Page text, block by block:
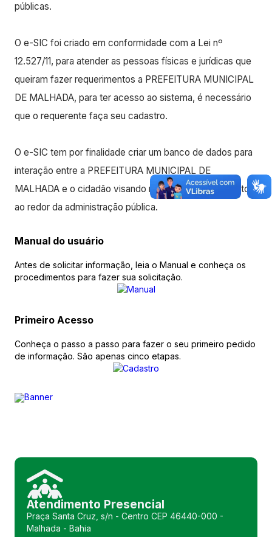
públicas.
O e-SIC foi criado em conformidade com a Lei nº
12.527/11, para atender as pessoas físicas e jurídicas que
queiram fazer requerimentos a PREFEITURA MUNICIPAL
DE MALHADA, para ter acesso ao sistema, é necessário
que o requerente faça seu cadastro.
O e-SIC tem por finalidade criar um banco de dados para
interação entre a PREFEITURA MUNICIPAL DE
MALHADA e o cidadão visando maiores esclarecimentos
ao redor da administração pública.
Manual do usuário
Antes de solicitar informação, leia o Manual e conheça os
procedimentos para fazer sua solicitação.
Primeiro Acesso
Conheça o passo a passo para fazer o seu primeiro pedido
de informação. São apenas cinco etapas.
Atendimento Presencial
Praça Santa Cruz, s/n - Centro CEP 46440-000 -
Malhada - Bahia